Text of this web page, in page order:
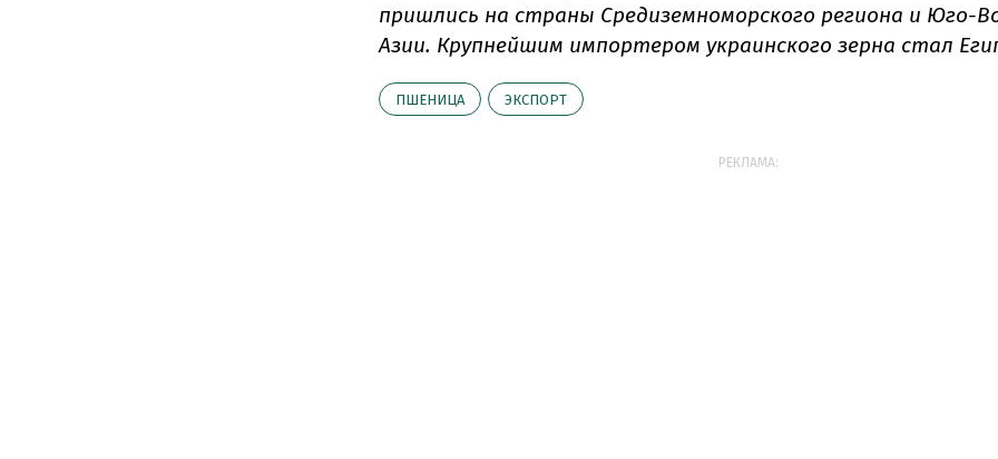
пришлись на страны Средиземноморского региона и Юго-
Азии. Крупнейшим импортером украинского зерна стал
ПШЕНИЦА ЭКСПОРТ
РЕКЛАМА: